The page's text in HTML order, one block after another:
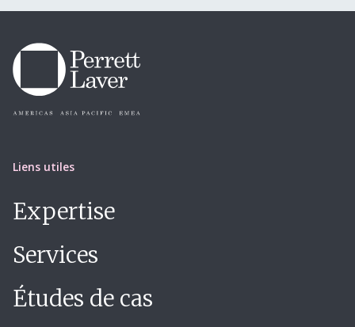
Liens utiles
Expertise
Services
Études de cas